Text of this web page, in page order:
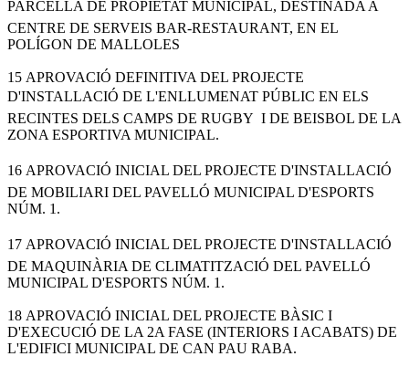
PARCELLA DE PROPIETAT MUNICIPAL, DESTINADA A
CENTRE DE SERVEIS BAR-RESTAURANT, EN EL
POLÍGON DE MALLOLES
15 APROVACIÓ DEFINITIVA DEL PROJECTE
D'INSTALLACIÓ DE L'ENLLUMENAT PÚBLIC EN ELS
RECINTES DELS CAMPS DE RUGBY I DE BEISBOL DE LA
ZONA ESPORTIVA MUNICIPAL.
16 APROVACIÓ INICIAL DEL PROJECTE D'INSTALLACIÓ
DE MOBILIARI DEL PAVELLÓ MUNICIPAL D'ESPORTS
NÚM. 1.
17 APROVACIÓ INICIAL DEL PROJECTE D'INSTALLACIÓ
DE MAQUINÀRIA DE CLIMATITZACIÓ DEL PAVELLÓ
MUNICIPAL D'ESPORTS NÚM. 1.
18 APROVACIÓ INICIAL DEL PROJECTE BÀSIC I
D'EXECUCIÓ DE LA 2A FASE (INTERIORS I ACABATS) DE
L'EDIFICI MUNICIPAL DE CAN PAU RABA.